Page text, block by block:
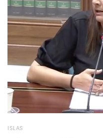
ISLAS